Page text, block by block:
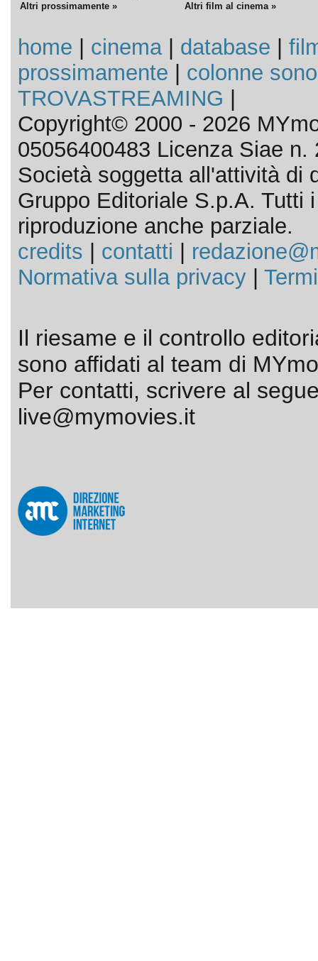
Altri prossimamente » Altri film al cinema »
home cinema| database
prossimamente
colonne
TROVASTREAMING
Copyright© 2000 - 2026
05056400483 Licenza Siae n.
Società soggetta all'attività di
Gruppo Editoriale S.p.A. Tutti
riproduzione anche parziale.
credits
contatti
Normativa sulla privacy|
Il riesame e il controllo
sono affidati al team di
Per contatti, scrivere al
live@mymovies.it